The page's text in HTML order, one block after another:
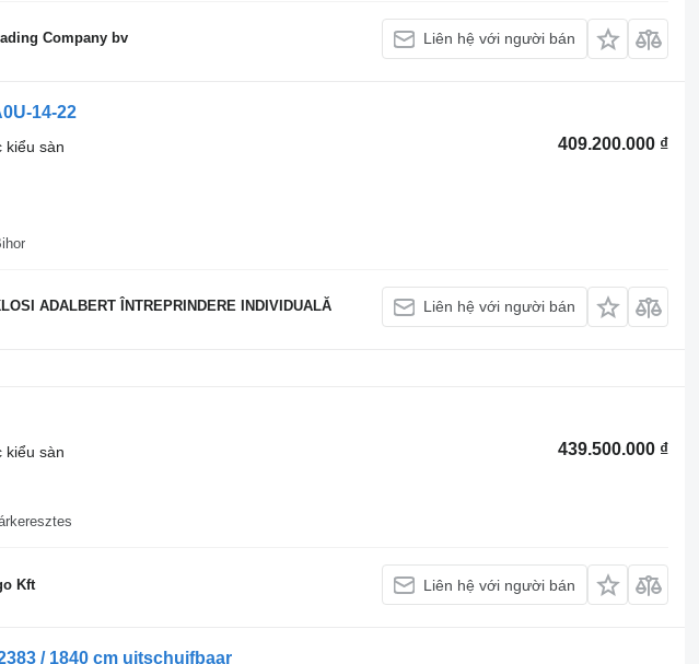
Company bv Liên hệ với người bán
14-22
409.200.000 ₫
kiểu sàn
ADALBERT ÎNTREPRINDERE INDIVIDUALĂ Liên hệ với người bán
439.500.000 ₫
kiểu sàn
Kft Liên hệ với người bán
/ 1840 cm uitschuifbaar